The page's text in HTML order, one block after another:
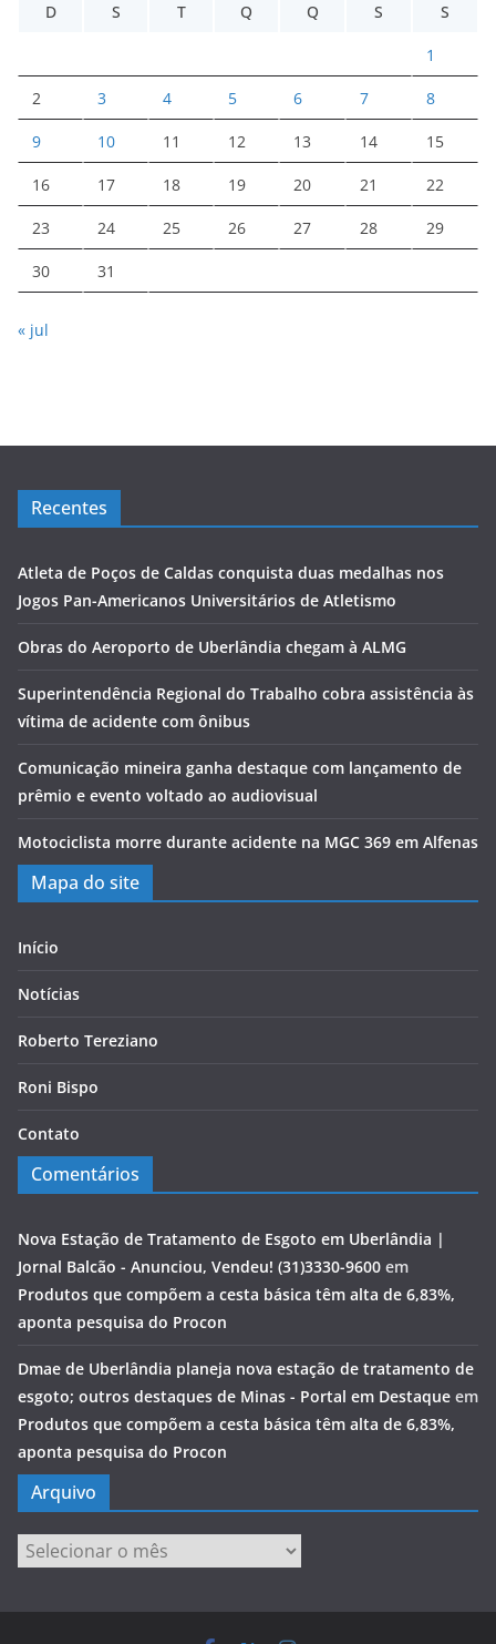
D
S T Q Q S S
1
2 3 4 5 6 7 8
9 10 11 12 13 14 15
16 17 18 19 20 21 22
23 24 25 26 27 28 29
30 31
« jul
Recentes
Atleta de Poços de Caldas conquista duas medalhas nos
Jogos Pan-Americanos Universitários de Atletismo
Obras do Aeroporto de Uberlândia chegam à ALMG
Superintendência Regional do Trabalho cobra assistência às
vítima de acidente com ônibus
Comunicação mineira ganha destaque com lançamento de
prêmio e evento voltado ao audiovisual
Motociclista morre durante acidente na MGC 369 em Alfenas
Mapa do site
Início
Notícias
Roberto Tereziano
Roni Bispo
Contato
Comentários
Nova Estação de Tratamento de Esgoto em Uberlândia |
Jornal Balcão - Anunciou, Vendeu! (31)3330-9600 em
Produtos que compõem a cesta básica têm alta de 6,83%,
aponta pesquisa do Procon
Dmae de Uberlândia planeja nova estação de tratamento de
esgoto; outros destaques de Minas - Portal em Destaque em
Produtos que compõem a cesta básica têm alta de 6,83%,
aponta pesquisa do Procon
Arquivo
Arquivo